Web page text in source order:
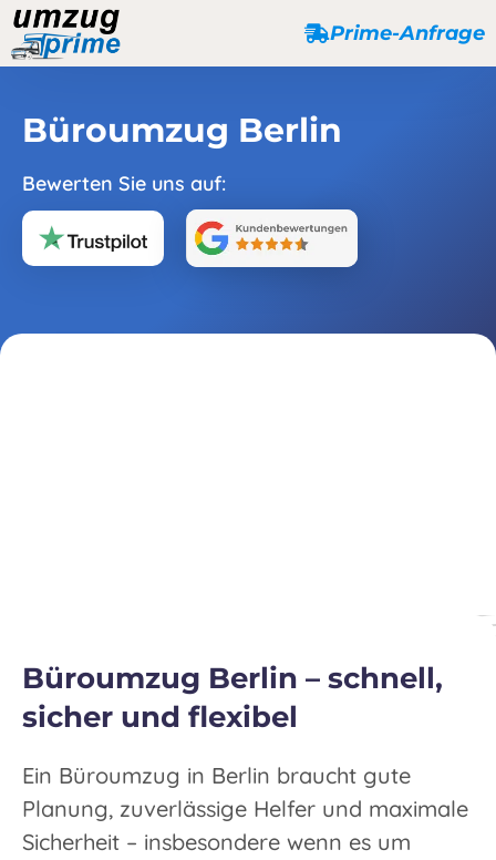
Prime-Anfrage
Büroumzug Berlin
Bewerten Sie uns auf:
Büroumzug Berlin – schnell,
sicher und flexibel
Ein Büroumzug in Berlin braucht gute
Planung, zuverlässige Helfer und maximale
Sicherheit – insbesondere wenn es um